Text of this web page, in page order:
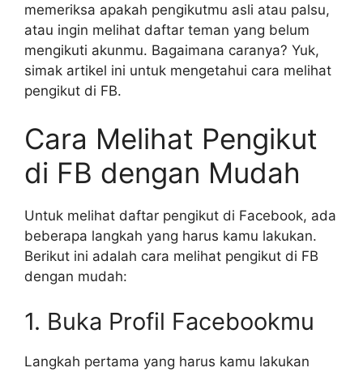
memeriksa apakah pengikutmu asli atau palsu,
atau ingin melihat daftar teman yang belum
mengikuti akunmu. Bagaimana caranya? Yuk,
simak artikel ini untuk mengetahui cara melihat
pengikut di FB.
Cara Melihat Pengikut
di FB dengan Mudah
Untuk melihat daftar pengikut di Facebook, ada
beberapa langkah yang harus kamu lakukan.
Berikut ini adalah cara melihat pengikut di FB
dengan mudah:
1. Buka Profil Facebookmu
Langkah pertama yang harus kamu lakukan